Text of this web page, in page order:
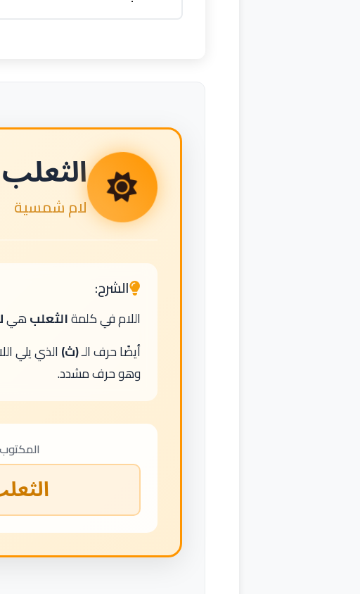
الثعلب
لام شمسية
الشرح:
اللام في كلمةالثعلبهي
أيضًا حرف الـ(ث) الذي يلي
وهو حرف مشدد.